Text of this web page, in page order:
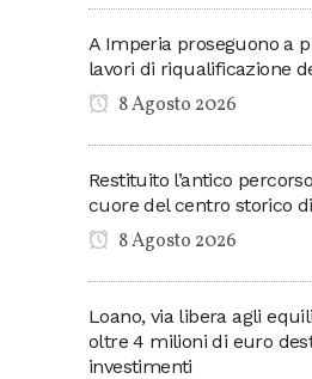
A Imperia proseguono a
lavori di riqualificazione
8 Agosto 2026
Restituito l’antico
cuore del centro storico
8 Agosto 2026
Loano, via libera agli
oltre 4 milioni di euro
investimenti